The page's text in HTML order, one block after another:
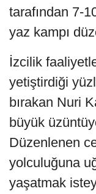
tarafından 7-
yaz kampı
İzcilik
yetiştirdiği
bırakan Nuri
büyük
Düzenlenen
yolculuğuna
yaşatmak